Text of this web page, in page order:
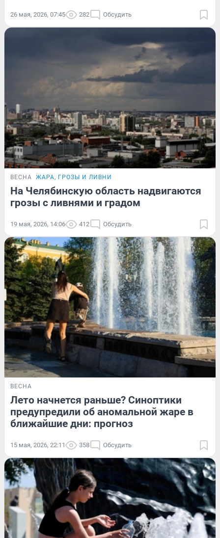
26 мая, 2026, 07:45 282 Обсудить
ВЕСНА ЖАРА, ГРОЗЫ И ЛИВНИ
На Челябинскую область надвигаются
грозы с ливнями и градом
19 мая, 2026, 14:06 412 Обсудить
ВЕСНА
Лето начнется раньше? Синоптики
предупредили об аномальной жаре в
ближайшие дни: прогноз
15 мая, 2026, 22:11 358 Обсудить